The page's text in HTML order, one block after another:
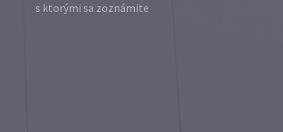
s ktorými sa zoznámite